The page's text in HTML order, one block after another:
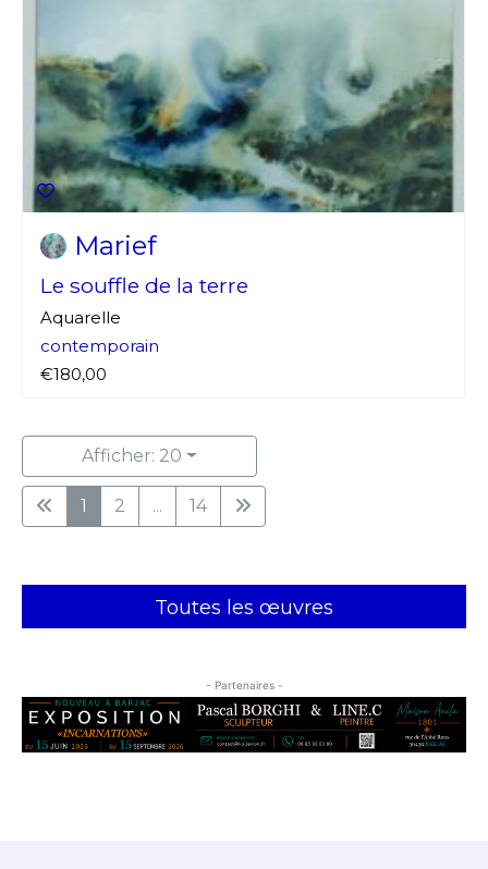
Marief
Le souffle de la terre
Aquarelle
contemporain
€180,00
Afficher: 20
1 2 ... 14
Toutes les œuvres
- Partenaires -